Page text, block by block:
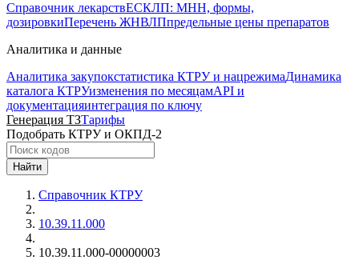
Справочник лекарствЕСКЛП: МНН, формы,
дозировкиПеречень ЖНВЛПпредельные цены препаратов
Аналитика и данные
Аналитика закупокстатистика КТРУ и нацрежимаДинамика
каталога КТРУизменения по месяцамAPI и
документацияинтеграция по ключу
Генерация ТЗТарифы
Подобрать КТРУ и ОКПД-2
Найти
Справочник КТРУ
10.39.11.000
10.39.11.000-00000003